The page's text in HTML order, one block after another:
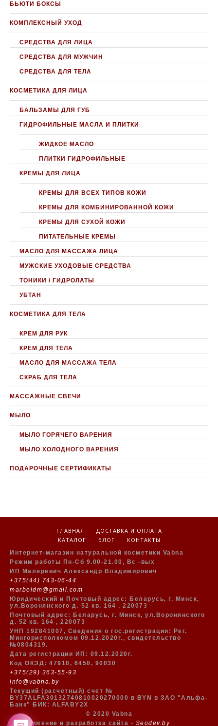
БЬЮТИ БОКСЫ
КОМПЛЕКСНЫЙ УХОД
СРЕДСТВА ДЛЯ ЛИЦА
СРЕДСТВА ДЛЯ МУЖЧИН
СРЕДСТВА ДЛЯ ТЕЛА
КОСМЕТИКА ДЛЯ ЛИЦА
БАЛЬЗАМЫ ДЛЯ ГУБ
ГИДРОФИЛЬНЫЕ МАСЛА И ПЛИТКИ
ЖИДКОЕ МАСЛО
ПЛИТКИ ГИДРОФИЛЬНЫЕ
КРЕМЫ ДЛЯ ЛИЦА
КРЕМЫ ДЛЯ ВСЕХ ТИПОВ КОЖИ
КРЕМЫ ДЛЯ КОМБИНИРОВАННОЙ КОЖИ
КРЕМЫ ДЛЯ СУХОЙ КОЖИ
ПИТАТЕЛЬНЫЕ КРЕМЫ
МАСЛО ДЛЯ МАССАЖА ЛИЦА
МУЖСКИЕ УХОДОВЫЕ СРЕДСТВА
ТОНИКИ / ГИДРОЛАТЫ
УБТАН
КОСМЕТИКА ДЛЯ ТЕЛА
КРЕМ ДЛЯ РУК
КРЕМ ДЛЯ ТЕЛА
МАСЛО ДЛЯ МАССАЖА ТЕЛА
СКРАБ ДЛЯ ТЕЛА
МАССАЖНЫЕ СВЕЧИ
МЫЛО
МЫЛО ГОРЯЧЕГО ВАРЕНИЯ
МЫЛО ХОЛОДНОГО ВАРЕНИЯ
ПОДАРОЧНЫЕ СЕРТИФИКАТЫ
ГЛАВНАЯ
ДОСТАВКА И ОПЛАТА
КАТАЛОГ
БЛОГ КОНТАКТЫ
Интернет-магазин натуральной косметики Vabna
Режим работы Пн-Сб 9.00-21.00, Вс -вых
ИП Маляревич Александр Владимирович
+375(44) 743-06-44
marbeidm@gmail.com
Юридический и Почтовый адрес:
Беларусь, г. Минск,
ул.Воронянского д. 52 кв. 164 , 220073
Почтовый адрес:
Беларусь, г. Минск, ул.Воронянского
д. 52 кв. 164 , 220073
УНП 192841007, Cведения о гос.регистрации: Рег.
Мингорисполкомом 09.12.2020г., свидетельство
№0804319.
Дата регистрации ИП: 09.12.2020г.
Код ОКЭД: 47910, 6450, 90030
+375(29) 363-55-93
info@vabna.by
Текущий (расчетный) счет №
BY37ALFA30132740810020270000 в BYN в ЗАО "Альфа-
Банк" БИК: ALFABY2X
© 2020 Vabna
Продвижение и разработка сайта - Seodev.by